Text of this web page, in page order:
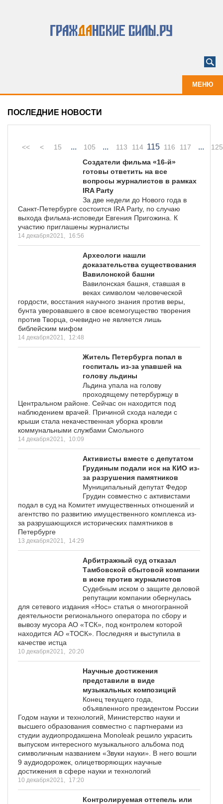
МЕНЮ
ПОСЛЕДНИЕ НОВОСТИ
<< < 15 ... 105 ... 113 114 115 116 117 ...
125
Создатели фильма «16-й»
готовы ответить на все
вопросы журналистов в рамках
IRA Party
За две недели до Нового года в
Санкт-Петербурге состоится IRA Party, по случаю
выхода фильма-исповеди Евгения Пригожина. К
участию приглашены журналисты
14 декабря2021, 16:56
Археологи нашли
доказательства существования
Вавилонской башни
Вавилонская башня, ставшая в
веках символом человеческой
гордости, восстания научного знания против веры,
бунта уверовавшего в свое всемогущество творения
против Творца, очевидно не является лишь
библейским мифом
14 декабря2021, 12:48
Житель Петербурга попал в
госпиталь из-за упавшей на
голову льдины
Льдина упала на голову
проходящему петербуржцу в
Центральном районе. Сейчас он находится под
наблюдением врачей. Причиной схода наледи с
крыши стала некачественная уборка кровли
коммунальными службами Смольного
14 декабря2021, 10:09
Активисты вместе с депутатом
Грудиным подали иск на КИО из-
за разрушения памятников
Муниципальный депутат Федор
Грудин совместно с активистами
подал в суд на Комитет имущественных отношений и
агентство по развитию имущественного комплекса из-
за разрушающихся исторических памятников в
Петербурге
13 декабря2021, 14:29
Арбитражный суд отказал
Тамбовской сбытовой компании
в иске против журналистов
Судебным иском о защите деловой
репутации компании обернулась
для сетевого издания «Нос» статья о многогранной
деятельности регионального оператора по сбору и
вывозу мусора АО «ТСК», под контролем которой
находится АО «ТОСК». Последняя и выступила в
качестве истца
10 декабря2021, 20:20
Научные достижения
представили в виде
музыкальных композиций
Конец текущего года,
объявленного президентом России
Годом науки и технологий, Министерство науки и
высшего образования совместно с партнерами из
студии аудиопродакшена Monoleak решило украсить
выпуском интересного музыкального альбома под
символичным названием «Звуки науки». В него вошли
9 аудиодорожек, олицетворяющих научные
достижения в сфере науки и технологий
10 декабря2021, 17:20
Контролируемая оттепель или